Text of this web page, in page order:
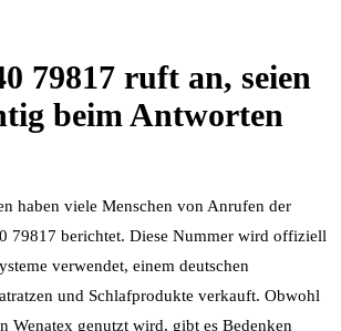
79817 ruft an, seien
beim Antworten
haben viele Menschen von Anrufen der
79817 berichtet. Diese Nummer wird offiziell
verwendet, einem deutschen
und Schlafprodukte verkauft. Obwohl
Wenatex genutzt wird, gibt es Bedenken